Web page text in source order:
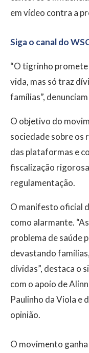
em vídeo contra a
Siga o canal do
“O tigrinho
vida, mas só traz
famílias”,
O objetivo do
sociedade sobre os
das plataformas e
fiscalização
regulamentação.
O manifesto oficial
como alarmante.
problema de saúde
devastando
dívidas”, destaca o
com o apoio de
Paulinho da Viola e
opinião.
O movimento